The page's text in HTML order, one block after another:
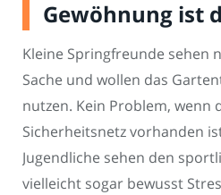
Gewöhnung ist
Kleine Springfreunde sehen
Sache und wollen das
nutzen. Kein Problem, wenn
Sicherheitsnetz vorhanden
Jugendliche sehen den
vielleicht sogar bewusst